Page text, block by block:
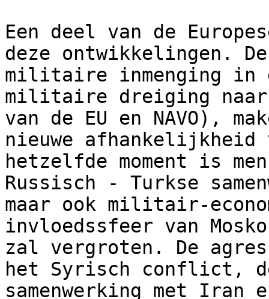
Een deel van de
deze ontwikkelingen.
militaire inmenging in
militaire dreiging
van de EU en NAVO),
nieuwe afhankelijkheid
hetzelfde moment is
Russisch - Turkse
maar ook militair-
invloedssfeer van
zal vergroten. De
het Syrisch conflict,
samenwerking met Iran